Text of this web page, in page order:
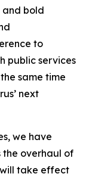
and bold
to
public services
same time
next
we have
the overhaul of
will take effect